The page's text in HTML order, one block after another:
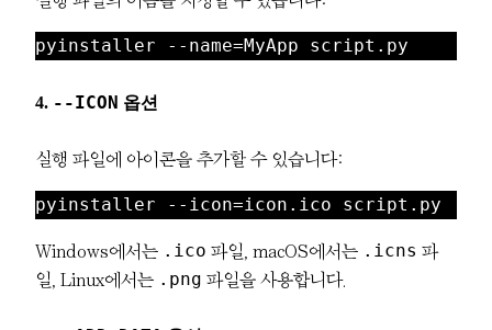
pyinstaller --name=MyApp script.py
4. --ICON 옵션
실행 파일에 아이콘을 추가할 수 있습니다:
pyinstaller --icon=icon.ico script.py
Windows에서는 .ico 파일, macOS에서는 .icns 파
일, Linux에서는 .png 파일을 사용합니다.